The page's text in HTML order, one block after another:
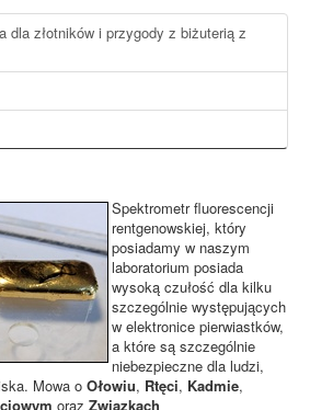
dla złotników i przygody z biżuterią z
Spektrometr fluorescencji
rentgenowskiej, który
posiadamy w naszym
laboratorium posiada
wysoką czułość dla kilku
szczególnie występujących
w elektronice pierwiastków,
a które są szczególnie
niebezpieczne dla ludzi,
Mowa o Ołowiu, Rtęci, Kadmie,
oraz Związkach